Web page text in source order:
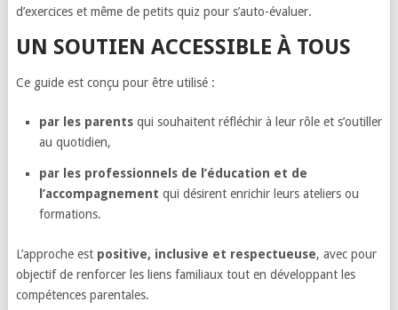
d’exercices et même de petits quiz pour s’auto-évaluer.
UN SOUTIEN ACCESSIBLE À TOUS
Ce guide est conçu pour être utilisé :
par les parents qui souhaitent réfléchir à leur rôle et s’outiller
au quotidien,
par les professionnels de l’éducation et de
l’accompagnement qui désirent enrichir leurs ateliers ou
formations.
L’approche est positive, inclusive et respectueuse, avec pour
objectif de renforcer les liens familiaux tout en développant les
compétences parentales.